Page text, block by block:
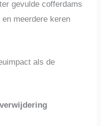
gevulde cofferdams
meerdere keren
als de